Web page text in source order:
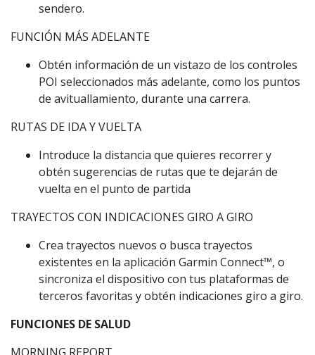
sendero.
FUNCIÓN MÁS ADELANTE
Obtén información de un vistazo de los controles
POI seleccionados más adelante, como los puntos
de avituallamiento, durante una carrera.
RUTAS DE IDA Y VUELTA
Introduce la distancia que quieres recorrer y
obtén sugerencias de rutas que te dejarán de
vuelta en el punto de partida
TRAYECTOS CON INDICACIONES GIRO A GIRO
Crea trayectos nuevos o busca trayectos
existentes en la aplicación Garmin Connect™️, o
sincroniza el dispositivo con tus plataformas de
terceros favoritas y obtén indicaciones giro a giro.
FUNCIONES DE SALUD